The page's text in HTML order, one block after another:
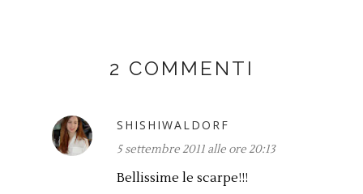
2 COMMENTI
SHISHIWALDORF
5 settembre 2011 alle ore 20:13
Bellissime le scarpe!!!